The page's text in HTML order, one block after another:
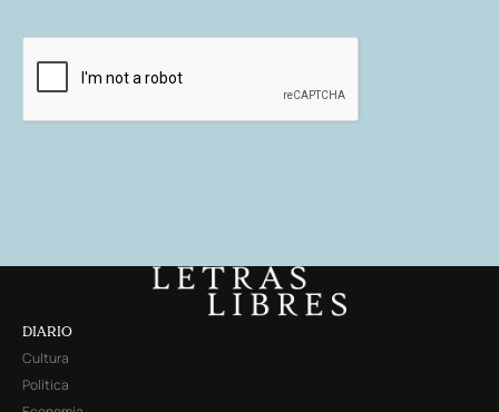
DIARIO
Cultura
Política